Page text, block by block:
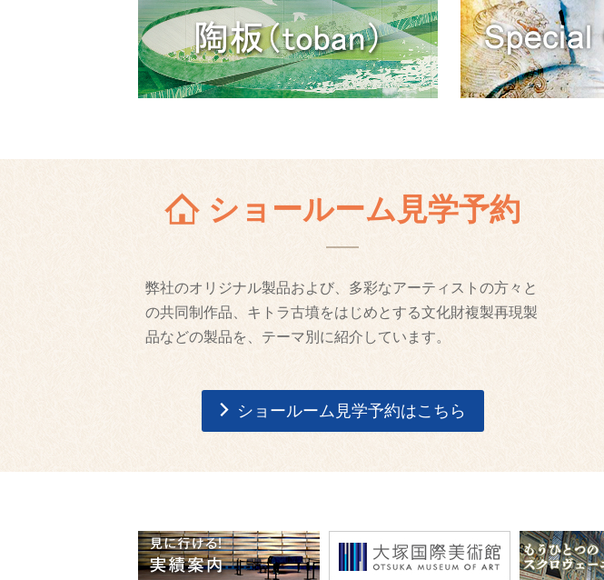
ショールーム見学予約
弊社のオリジナル製品および、多彩なアーティストの方々と
の共同制作品、キトラ古墳をはじめとする文化財複製再現製
品などの製品を、テーマ別に紹介しています。
ショールーム見学予約はこちら